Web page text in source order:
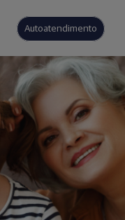
Autoatendimento